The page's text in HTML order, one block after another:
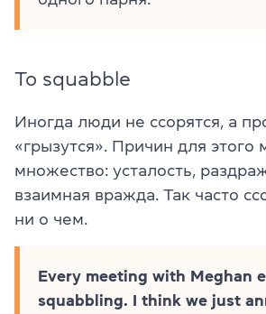
To squabble
Иногда люди не ссорятся, а
«грызутся». Причин для этого
множество: усталость,
взаимная вражда. Так часто
ни о чем.
Every meeting with Meghan
squabbling. I think we just